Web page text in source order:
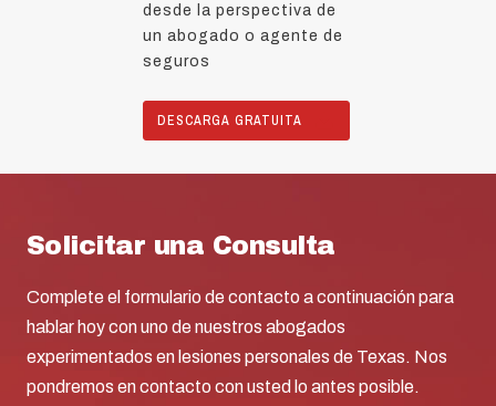
desde la perspectiva de
un abogado o agente de
seguros
DESCARGA GRATUITA
Solicitar una Consulta
Complete el formulario de contacto a continuación para
hablar hoy con uno de nuestros abogados
experimentados en lesiones personales de Texas. Nos
pondremos en contacto con usted lo antes posible.